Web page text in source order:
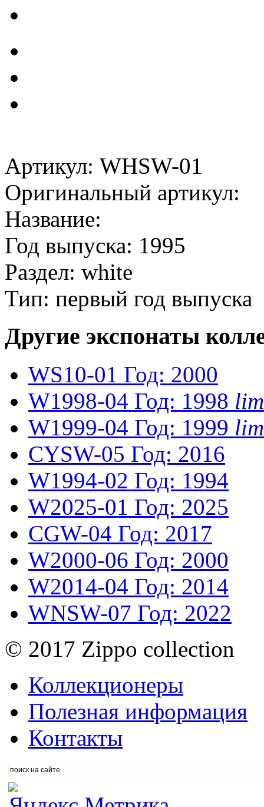
Артикул: WHSW-01
Оригинальный артикул:
Название:
Год выпуска: 1995
Раздел: white
Тип: первый год выпуска
Другие экспонаты
WS10-01 Год: 2000
W1998-04 Год: 1998
W1999-04 Год: 1999
CYSW-05 Год: 2016
W1994-02 Год: 1994
W2025-01 Год: 2025
CGW-04 Год: 2017
W2000-06 Год: 2000
W2014-04 Год: 2014
WNSW-07 Год: 2022
© 2017 Zippo collection
Коллекционеры
Полезная информация
Контакты